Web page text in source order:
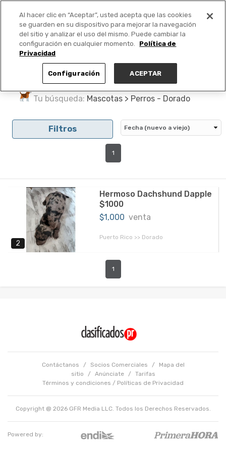
PUBLICA GRATIS +
Tu búsqueda: Mascotas > Perros - Dorado
Filtros
1
2
Hermoso Dachshund Dapple
$1000
$1,000 venta
Puerto Rico >> Dorado
1
Contáctanos / Socios Comerciales /
Mapa del
sitio
/ Anúnciate /
Tarifas
Términos y condiciones / Políticas de Privacidad
Copyright @ 2026 GFR Media LLC. Todos los Derechos Reservados.
Powered by:
Al hacer clic en “Aceptar”, usted acepta que las cookies
se guarden en su dispositivo para mejorar la navegación
del sitio y analizar el uso del mismo. Puede cambiar la
configuración en cualquier momento.
Política de
Privacidad
Configuración ACEPTAR